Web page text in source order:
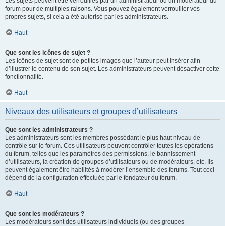
forum pour de multiples raisons. Vous pouvez également verrouiller vos
propres sujets, si cela a été autorisé par les administrateurs.
Haut
Que sont les icônes de sujet ?
Les icônes de sujet sont de petites images que l’auteur peut insérer afin
d’illustrer le contenu de son sujet. Les administrateurs peuvent désactiver cette
fonctionnalité.
Haut
Niveaux des utilisateurs et groupes d’utilisateurs
Que sont les administrateurs ?
Les administrateurs sont les membres possédant le plus haut niveau de
contrôle sur le forum. Ces utilisateurs peuvent contrôler toutes les opérations
du forum, telles que les paramètres des permissions, le bannissement
d’utilisateurs, la création de groupes d’utilisateurs ou de modérateurs, etc. Ils
peuvent également être habilités à modérer l’ensemble des forums. Tout ceci
dépend de la configuration effectuée par le fondateur du forum.
Haut
Que sont les modérateurs ?
Les modérateurs sont des utilisateurs individuels (ou des groupes